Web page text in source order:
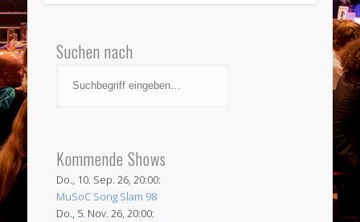
Suchen nach
Kommende Shows
Do., 10. Sep. 26, 20:00:
MuSoC Song Slam 98
Do., 5. Nov. 26, 20:00: